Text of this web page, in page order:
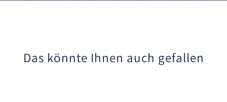
Das könnte Ihnen auch gefallen